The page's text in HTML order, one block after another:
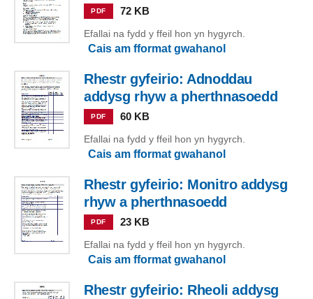
PDF 72 KB
Efallai na fydd y ffeil hon yn hygyrch.
Cais am fformat gwahanol
Rhestr gyfeirio: Adnoddau
addysg rhyw a pherthnasoedd
PDF 60 KB
Efallai na fydd y ffeil hon yn hygyrch.
Cais am fformat gwahanol
Rhestr gyfeirio: Monitro addysg
rhyw a pherthnasoedd
PDF 23 KB
Efallai na fydd y ffeil hon yn hygyrch.
Cais am fformat gwahanol
Rhestr gyfeirio: Rheoli addysg